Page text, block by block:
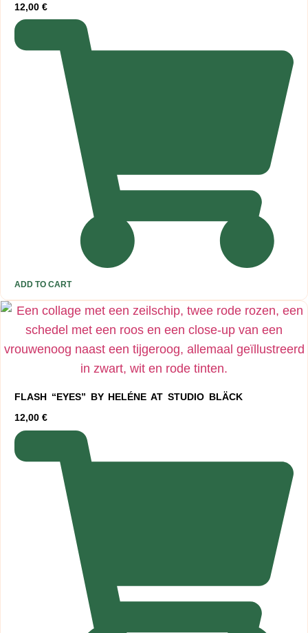
12,00 €
ADD TO CART
FLASH “EYES” BY HELÉNE AT STUDIO BLÄCK
12,00 €